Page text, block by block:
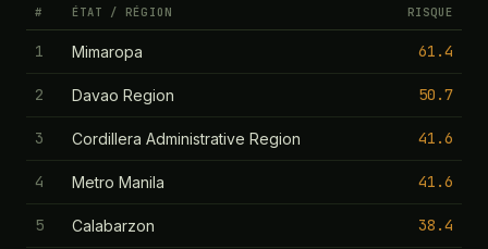
# ÉTAT / RÉGION RISQUE
1 Mimaropa 61.4
2 Davao Region 50.7
3 Cordillera Administrative Region 41.6
4 Metro Manila 41.6
5 Calabarzon 38.4